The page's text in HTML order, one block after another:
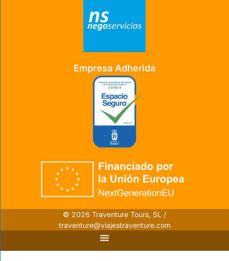
Empresa Adherida
© 2026 Traventure Tours, SL /
traventure@viajestraventure.com